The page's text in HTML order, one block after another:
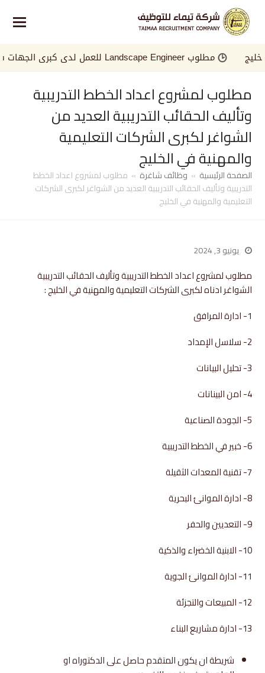
مطلوب Landscape Engineer للعمل لدى كبرى الجهات في الخليج
مطلوب لمشروع اعداد الخطط التدريبية
وتأليف الحقائب التدريبية العديد من
الشواغر لكبرى الشركات التعليمية
والمهنية في الخليج
الصفحة الرئيسية » وظائف شاغرة » مطلوب لمشروع اعداد الخطط
التدريبية وتأليف الحقائب التدريبية العديد من الشواغر لكبرى الشركات
التعليمية والمهنية في الخليج
يونيو 3, 2024
مطلوب لمشروع اعداد الخطط التدريبية وتأليف الحقائب التدريبية
الشواغر ادناه لكبرى الشركات التعليمية والمهنية في الخليج :
1- ادارة المرافق
2- سلاسل الإمداد
3- تحليل البيانات
4- امن البينانات
5- الجودة الصناعية
6- خبير في الخطط التدريبية
7- تقنية المعدات الثقيلة
8- ادارة الموانئ البحرية
9- التعديين والحفر
10- الابنية الخضراء والذكية
11- ادارة الموانئ الجوية
12- المبيعات والتجزئة
13- ادارة مشاريع البناء
شريطة ان يكون المتقدم حاصل على الدكتوراه او